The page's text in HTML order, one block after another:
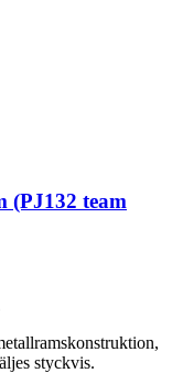
(PJ132 team
styckvis.